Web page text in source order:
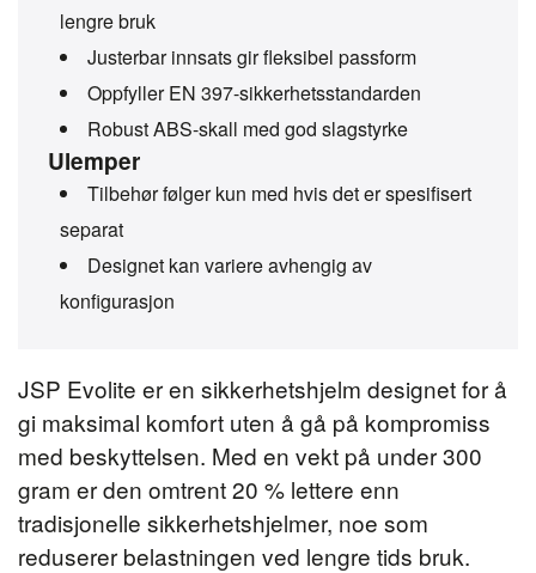
JSP Evolite er en sikkerhetshjelm designet for å
gi maksimal komfort uten å gå på kompromiss
med beskyttelsen. Med en vekt på under 300
gram er den omtrent 20 % lettere enn
tradisjonelle sikkerhetshjelmer, noe som
reduserer belastningen ved lengre tids bruk.
lengre bruk
Justerbar innsats gir fleksibel passform
Oppfyller EN 397-sikkerhetsstandarden
Robust ABS-skall med god slagstyrke
Ulemper
Tilbehør følger kun med hvis det er spesifisert
separat
Designet kan variere avhengig av
konfigurasjon